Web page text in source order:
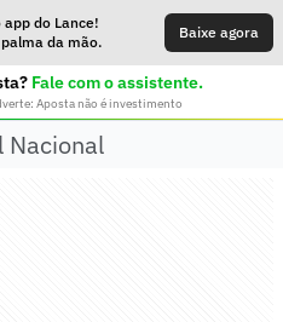
app do Lance!
da mão.
Baixe agora
Fale com o assistente.
Aposta não é investimento
Nacional